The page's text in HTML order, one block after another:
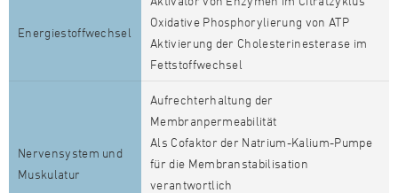
Energiestoffwechsel
Oxidative Phosphorylierung von ATP
Aktivierung der Cholesterinesterase im
Fettstoffwechsel
Nervensystem und
Muskulatur
Aufrechterhaltung der
Membranpermeabilität
Als Cofaktor der Natrium-Kalium-Pumpe
für die Membranstabilisation
verantwortlich